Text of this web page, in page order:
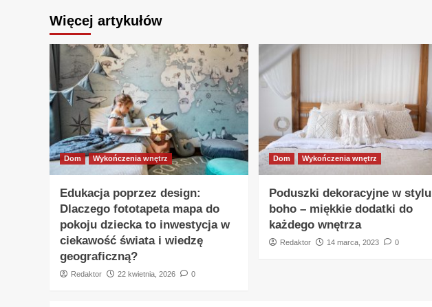
Więcej artykułów
Dom Wykończenia wnętrz
Edukacja poprzez design:
Dlaczego fototapeta mapa do
pokoju dziecka to inwestycja w
ciekawość świata i wiedzę
geograficzną?
Redaktor 22 kwietnia, 2026 0
Dom Wykończenia wnętrz
Poduszki dekoracyjne w stylu
boho – miękkie dodatki do
każdego wnętrza
Redaktor 14 marca, 2023 0